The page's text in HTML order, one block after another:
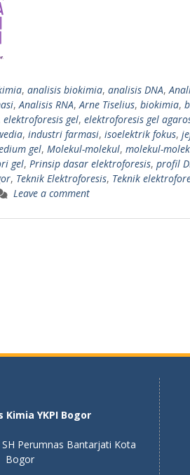
, analisis biokimia, analisis DNA,
, Analisis RNA, Arne Tiselius, biokimia,
elektroforesis gel, elektroforesis gel
, industri farmasi, isoelektrik fokus,
gel, Molekul-molekul, molekul-
gel, Prinsip dasar elektroforesis, profil
, Teknik Elektroforesis, Teknik
Leave a comment
Kimia YKPI Bogor
SH Perumnas Bantarjati Kota
Bogor